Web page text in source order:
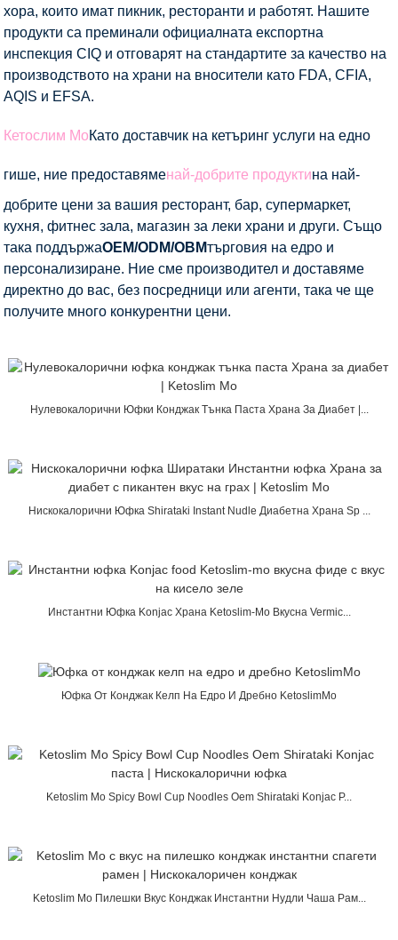
хора, които имат пикник, ресторанти и работят. Нашите
продукти са преминали официалната експортна
инспекция CIQ и отговарят на стандартите за качество на
производството на храни на вносители като FDA, CFIA,
AQIS и EFSA.
Кетослим МоКато доставчик на кетъринг услуги на едно
гише, ние предоставяменай-добрите продуктина най-
добрите цени за вашия ресторант, бар, супермаркет,
кухня, фитнес зала, магазин за леки храни и други. Също
така поддържаOEM/ODM/OBMтърговия на едро и
персонализиране. Ние сме производител и доставяме
директно до вас, без посредници или агенти, така че ще
получите много конкурентни цени.
Нулевокалорични Юфки Конджак Тънка Паста Храна За Диабет |...
Нискокалорични Юфка Shirataki Instant Nudle Диабетна Храна Sp ...
Инстантни Юфка Konjac Храна Ketoslim-Mo Вкусна Vermic...
Юфка От Конджак Келп На Едро И Дребно KetoslimMo
Ketoslim Mo Spicy Bowl Cup Noodles Oem Shirataki Konjac P...
Ketoslim Mo Пилешки Вкус Конджак Инстантни Нудли Чаша Рам...